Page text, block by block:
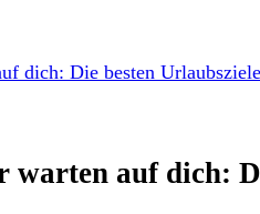
dich: Die besten
warten auf dich: